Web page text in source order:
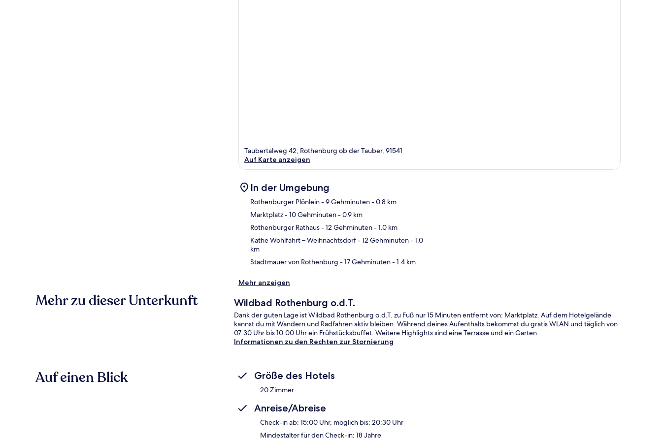
Taubertalweg 42, Rothenburg ob der Tauber, 91541
Auf Karte anzeigen
In der Umgebung
Rothenburger Plönlein- 9 Gehminuten- 0.8 km
Marktplatz- 10 Gehminuten- 0.9 km
Rothenburger Rathaus- 12 Gehminuten- 1.0 km
Käthe Wohlfahrt – Weihnachtsdorf- 12 Gehminuten- 1.0
km
Stadtmauer von Rothenburg - 17 Gehminuten- 1.4 km
Mehr anzeigen
Mehr zu dieser Unterkunft Wildbad Rothenburg o.d.T.
Dank der guten Lage ist Wildbad Rothenburg o.d.T. zu Fuß nur 15 Minuten entfernt von: Marktplatz. Auf dem Hotelgelände
kannst du mit Wandern und Radfahren aktiv bleiben. Während deines Aufenthalts bekommst du gratis WLAN und täglich von
07:30 Uhr bis 10:00 Uhr ein Frühstücksbuffet. Weitere Highlights sind eine Terrasse und ein Garten.
Informationen zu den Rechten zur Stornierung
Auf einen Blick Größe des Hotels
20 Zimmer
Anreise/Abreise
Check-in ab: 15:00 Uhr, möglich bis: 20:30 Uhr
Mindestalter für den Check-in: 18 Jahre